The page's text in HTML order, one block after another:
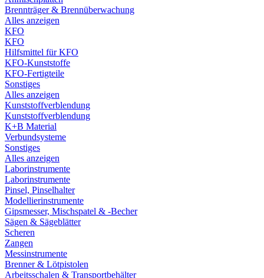
Brennträger & Brennüberwachung
Alles anzeigen
KFO
KFO
Hilfsmittel für KFO
KFO-Kunststoffe
KFO-Fertigteile
Sonstiges
Alles anzeigen
Kunststoffverblendung
Kunststoffverblendung
K+B Material
Verbundsysteme
Sonstiges
Alles anzeigen
Laborinstrumente
Laborinstrumente
Pinsel, Pinselhalter
Modellierinstrumente
Gipsmesser, Mischspatel & -Becher
Sägen & Sägeblätter
Scheren
Zangen
Messinstrumente
Brenner & Lötpistolen
Arbeitsschalen & Transportbehälter